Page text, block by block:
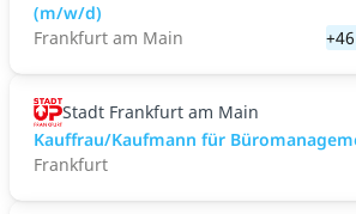
(m/w/d)
Frankfurt am Main
Stadt Frankfurt am Main
Kauffrau/Kaufmann für
Frankfurt